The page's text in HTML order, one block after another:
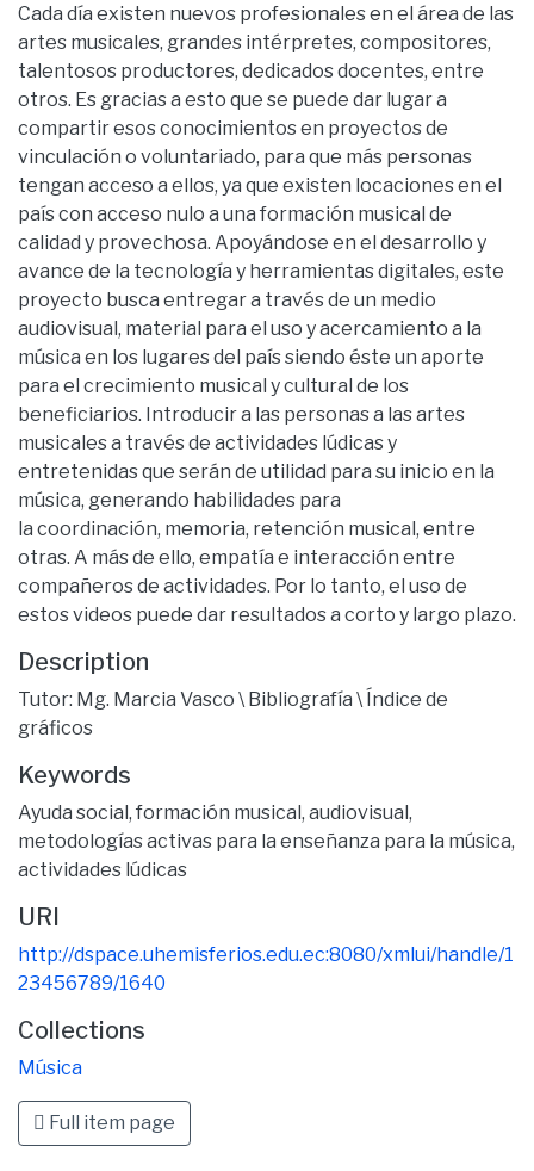
Cada día existen nuevos profesionales en el área de las
artes musicales, grandes intérpretes, compositores,
talentosos productores, dedicados docentes, entre
otros. Es gracias a esto que se puede dar lugar a
compartir esos conocimientos en proyectos de
vinculación o voluntariado, para que más personas
tengan acceso a ellos, ya que existen locaciones en el
país con acceso nulo a una formación musical de
calidad y provechosa. Apoyándose en el desarrollo y
avance de la tecnología y herramientas digitales, este
proyecto busca entregar a través de un medio
audiovisual, material para el uso y acercamiento a la
música en los lugares del país siendo éste un aporte
para el crecimiento musical y cultural de los
beneficiarios. Introducir a las personas a las artes
musicales a través de actividades lúdicas y
entretenidas que serán de utilidad para su inicio en la
música, generando habilidades para
la coordinación, memoria, retención musical, entre
otras. A más de ello, empatía e interacción entre
compañeros de actividades. Por lo tanto, el uso de
estos videos puede dar resultados a corto y largo plazo.
Description
Tutor: Mg. Marcia Vasco \ Bibliografía \ Índice de
gráficos
Keywords
Ayuda social, formación musical, audiovisual,
metodologías activas para la enseñanza para la música,
actividades lúdicas
URI
http://dspace.uhemisferios.edu.ec:8080/xmlui/handle/1
23456789/1640
Collections
Música
Full item page